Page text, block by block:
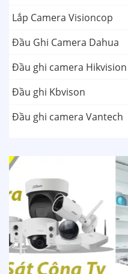
Lắp Camera Visioncop
Đầu Ghi Camera Dahua
Đầu ghi camera Hikvision
Đầu ghi Kbvison
Đầu ghi camera Vantech